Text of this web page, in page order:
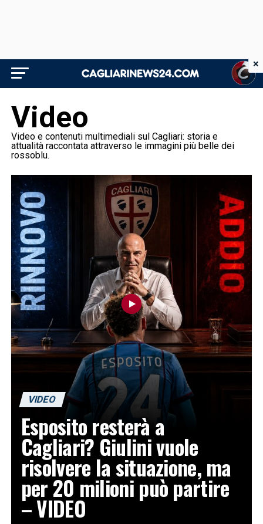
Video
Video e contenuti multimediali sul Cagliari: storia e
attualità raccontata attraverso le immagini più belle dei
rossoblu.
VIDEO
Esposito resterà a
Cagliari? Giulini vuole
risolvere la situazione, ma
per 20 milioni può partire
– VIDEO
×